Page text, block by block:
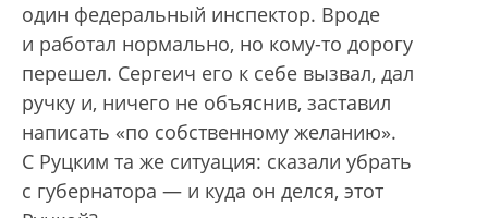
один федеральный инспектор. Вроде
и работал нормально, но кому-то дорогу
перешел. Сергеич его к себе вызвал, дал
ручку и, ничего не объяснив, заставил
написать «по собственному желанию».
С Руцким та же ситуация: сказали убрать
с губернатора — и куда он делся, этот